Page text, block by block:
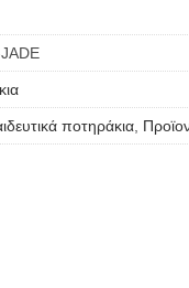
ποτηράκια